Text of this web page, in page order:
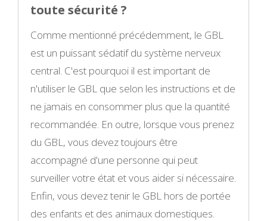
toute sécurité ?
Comme mentionné précédemment, le GBL
est un puissant sédatif du système nerveux
central. C'est pourquoi il est important de
n'utiliser le GBL que selon les instructions et de
ne jamais en consommer plus que la quantité
recommandée. En outre, lorsque vous prenez
du GBL, vous devez toujours être
accompagné d'une personne qui peut
surveiller votre état et vous aider si nécessaire.
Enfin, vous devez tenir le GBL hors de portée
des enfants et des animaux domestiques.